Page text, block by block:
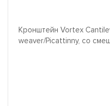
Кронштейн Vortex
weaver/Picattinny, со